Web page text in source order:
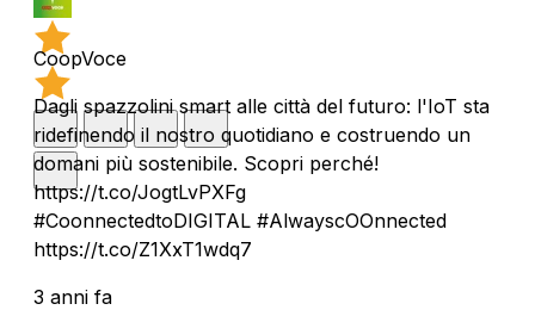
CoopVoce
Dagli spazzolini smart alle città del futuro: l'IoT sta
ridefinendo il nostro quotidiano e costruendo un
domani più sostenibile. Scopri perché!
https://t.co/JogtLvPXFg
#CoonnectedtoDIGITAL #AlwayscOOnnected
https://t.co/Z1XxT1wdq7
3 anni fa